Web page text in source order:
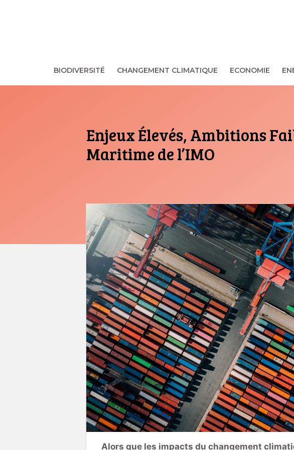
BIODIVERSITÉ CHANGEMENT CLIMATIQUE ECONOMIE
Enjeux Élevés, Ambitions
Maritime de l’IMO
Alors que les impacts du changement